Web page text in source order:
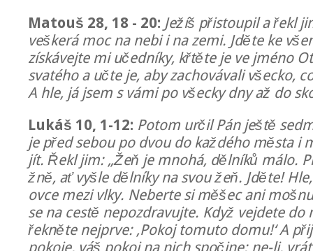
Matouš 28, 18 - 20: Ježíš přistoupil a řekl
veškerá moc na nebi i na zemi. Jděte ke
získávejte mi učedníky, křtěte je ve jméno
svatého a učte je, aby zachovávali všecko,
A hle, já jsem s vámi po všecky dny až do
Lukáš 10, 1-12: Potom určil Pán ještě
je před sebou po dvou do každého města i
jít. Řekl jim: „Žeň je mnohá, dělníků málo.
žně, ať vyšle dělníky na svou žeň. Jděte!
ovce mezi vlky. Neberte si měšec ani
se na cestě nepozdravujte. Když vejdete
řekněte nejprve: ‚Pokoj tomuto domu!‘ A
pokoje, váš pokoj na nich spočine; ne-li,